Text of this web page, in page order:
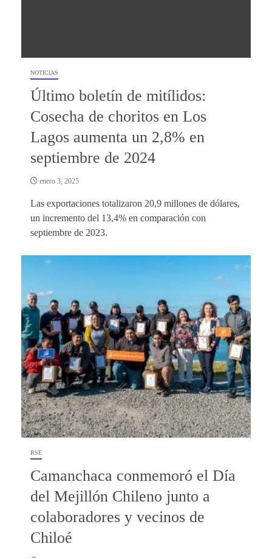
NOTICIAS
Último boletín de mitílidos:
Cosecha de choritos en Los
Lagos aumenta un 2,8% en
septiembre de 2024
enero 3, 2025
Las exportaciones totalizaron 20,9 millones de dólares,
un incremento del 13,4% en comparación con
septiembre de 2023.
RSE
Camanchaca conmemoró el Día
del Mejillón Chileno junto a
colaboradores y vecinos de
Chiloé